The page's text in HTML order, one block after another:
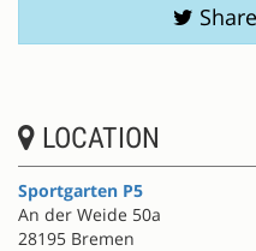
LOCATION
Sportgarten P5
An der Weide 50a
28195 Bremen